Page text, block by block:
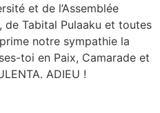
et de l’Assemblée
de Tabital Pulaaku et toutes
notre sympathie la
toi en Paix, Camarade et
ADIEU !